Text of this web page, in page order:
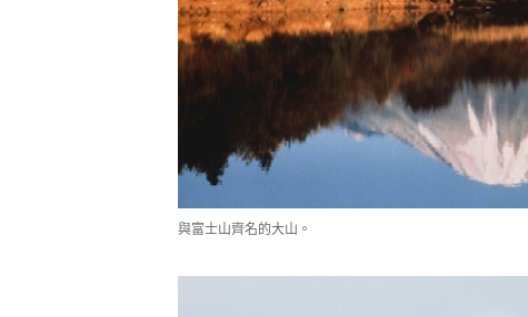
與富士山齊名的大山。